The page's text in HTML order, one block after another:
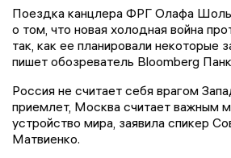
Поездка канцлера ФРГ Олафа
о том, что новая холодная война
так, как ее планировали некоторые
пишет обозреватель Bloomberg
Россия не считает себя врагом
приемлет, Москва считает важным
устройство мира, заявила спикер
Матвиенко.